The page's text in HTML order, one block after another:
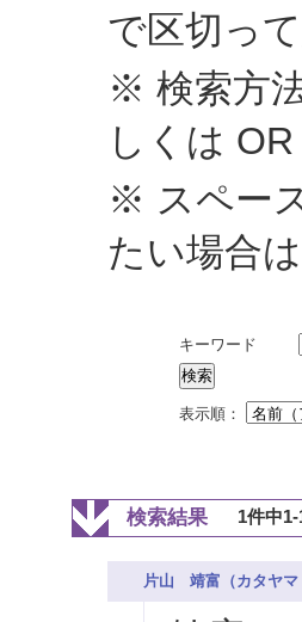
で区切っ
※ 検索方
しくは
※ スペー
たい場合
キーワード
表示順：
検索結果 1件中1-
片山 靖富（カタヤマ